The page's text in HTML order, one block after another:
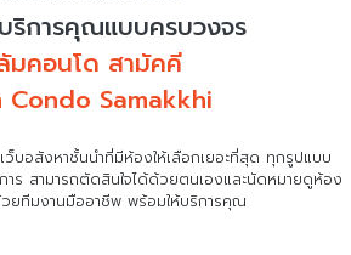
ริการคุณแบบครบวงจร
คอนโด สามัคคี
Condo Samakkhi
บอสังหาชั้นนำที่มีห้องให้เลือกเยอะที่สุด ทุกรูปแบบ
าร สามารถตัดสินใจได้ด้วยตนเองและนัดหมายดูห้อง
ยทีมงานมืออาชีพ พร้อมให้บริการคุณ